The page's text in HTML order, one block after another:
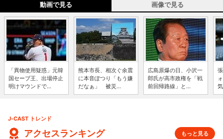
動画で見る 画像で見る
「異物使用疑惑」元韓
国セーブ王、出場停止
明けマウンドで...
熊本市長、相次ぐ余震
に本音ぽつり「もう嫌
だなぁ」 被災...
広島原爆の日、小沢一
郎氏が高市政権を「戦
前回帰路線」と...
J-CAST トレンド
アクセスランキング もっと見る